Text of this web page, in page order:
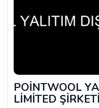
POİNTWOOL
LİMİTED ŞİRKETİ